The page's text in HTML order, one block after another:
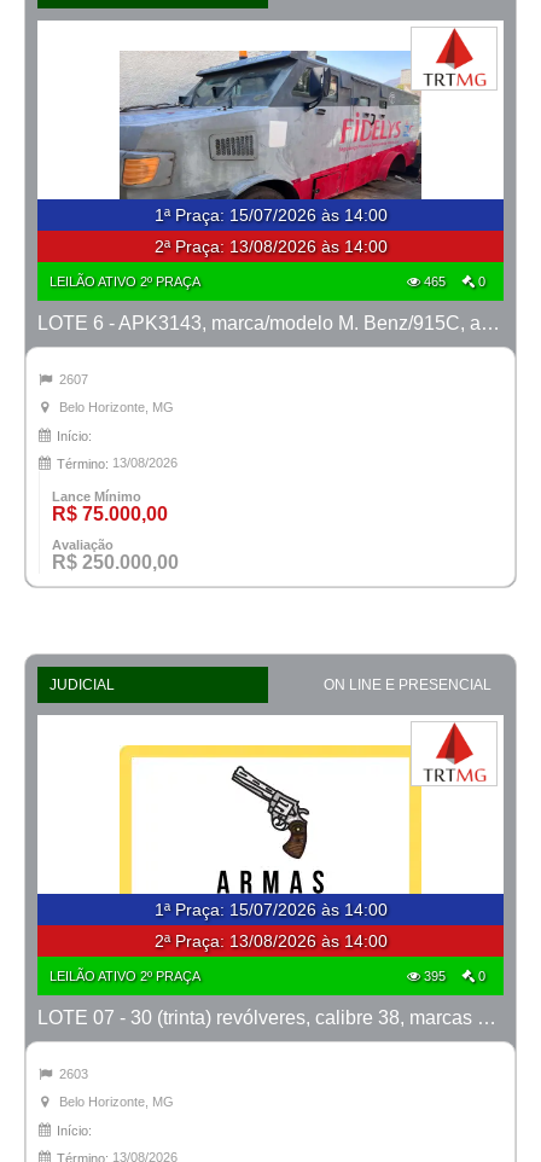
1ª Praça: 15/07/2026 às 14:00
2ª Praça: 13/08/2026 às 14:00
LEILÃO ATIVO 2º PRAÇA 465 0
LOTE 6 - APK3143, marca/modelo M. Benz/915C, ano 2007/2008
2607
Belo Horizonte, MG
Início:
Término: 13/08/2026
Lance Mínimo
R$ 75.000,00
Avaliação
R$ 250.000,00
JUDICIAL ON LINE E PRESENCIAL
1ª Praça: 15/07/2026 às 14:00
2ª Praça: 13/08/2026 às 14:00
LEILÃO ATIVO 2º PRAÇA 395 0
LOTE 07 - 30 (trinta) revólveres, calibre 38, marcas Taurus e Rossi
2603
Belo Horizonte, MG
Início:
Término: 13/08/2026